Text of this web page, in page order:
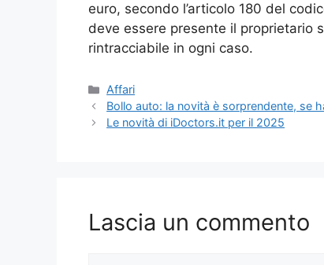
euro, secondo l’articolo 180 del
deve essere presente il proprietario
rintracciabile in ogni caso.
Categorie
Affari
Bollo auto: la novità è sorprendente, se
Le novità di iDoctors.it per il 2025
Lascia un commento